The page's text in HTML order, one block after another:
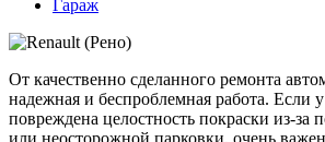
Гараж
От качественно сделанного ремонта
надежная и беспроблемная работа. Если
повреждена целостность покраски из-за